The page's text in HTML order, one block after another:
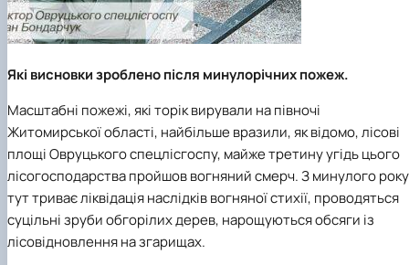
Іноземні мови
Працевлаштування
Їдальні та буфети
Студентські квитки
Центр вивчення мов
Психологічна підтримка
Інклюзивне середовище
Рада молодих вчених
Наукові школи
Методичні рекомендації, пам'ятки
Форми документів
ЦКНО «Агропромисловий комплекс, лісове і
садово-паркове господарство, ветеринарна
Обладнання НУБіП України
Біоетична комісія
Наукові видання
Звіт про проведення НТЗ
Наукові журнали НУБіП України (English)
Пам'ятка про проведення науково-
Порядок планування та організації
проведення НТЗ
Результати науково-технічних заходів
Монографії
Каталог наукових послуг
«SEB-2025»
Наглядова рада
Рада роботодавців
2020»
Історія університету
Видатні випускники та працівники
Пам'яті захисників України
Пресслужба
Університетський кур'єр
Вибори ректора
Програма розвитку університету
ініціатива – 2025»
Доступ до публічної інформації
Державні закупівлі
Антикорупційні заходи
виявлення корупції
Положення про антикорупційного
уповноваженого НУБіП України
Національні нормативно-правові акти
Нормативно-правові акти НУБіП України
Інформаційні ресурси НАЗК
Методичні роз’яснення НАЗК
Антикорупційні заходи
Контактна інформація
Які висновки зроблено після минулорічних пожеж.
Масштабні пожежі, які торік вирували на півночі
Житомирської області, найбільше вразили, як відомо, лісові
площі Овруцького спецлісгоспу, майже третину угідь цього
лісогосподарства пройшов вогняний смерч. З минулого року
тут триває ліквідація наслідків вогняної стихії, проводяться
суцільні зруби обгорілих дерев, нарощуються обсяги із
лісовідновлення на згарищах.